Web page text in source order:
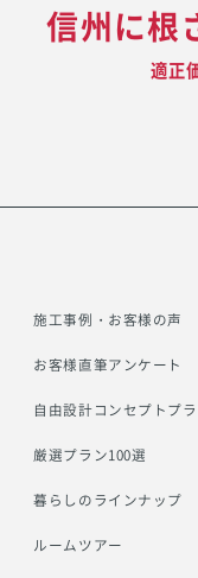
信州に根
適正
施工事例・お客様の声
お客様直筆アンケート
自由設計コンセプトプ
厳選プラン100選
暮らしのラインナップ
ルームツアー